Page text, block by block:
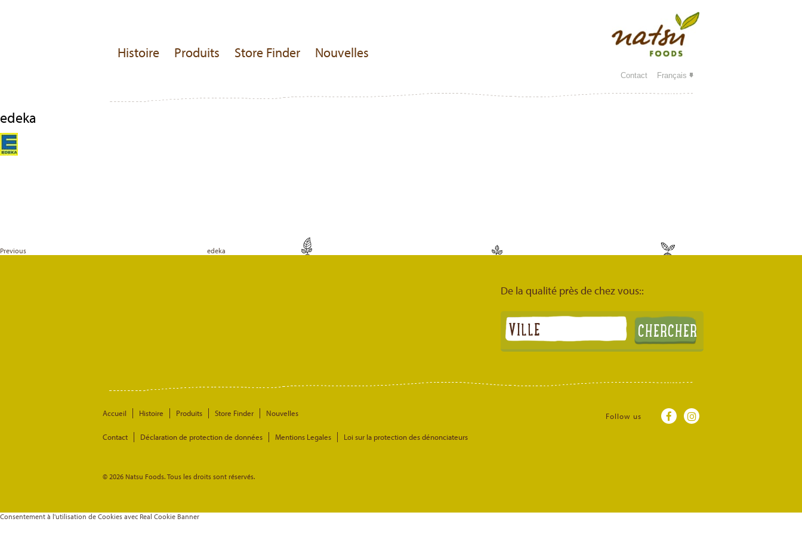
Histoire Produits Store Finder Nouvelles
Contact Français
edeka
Previous edeka
De la qualité près de chez vous::
Follow us
Accueil Histoire Produits Store Finder Nouvelles
Contact Déclaration de protection de données Mentions Legales Loi sur la protection des dénonciateurs
© 2026 Natsu Foods. Tous les droits sont réservés.
Consentement à l'utilisation de Cookies avec Real Cookie Banner